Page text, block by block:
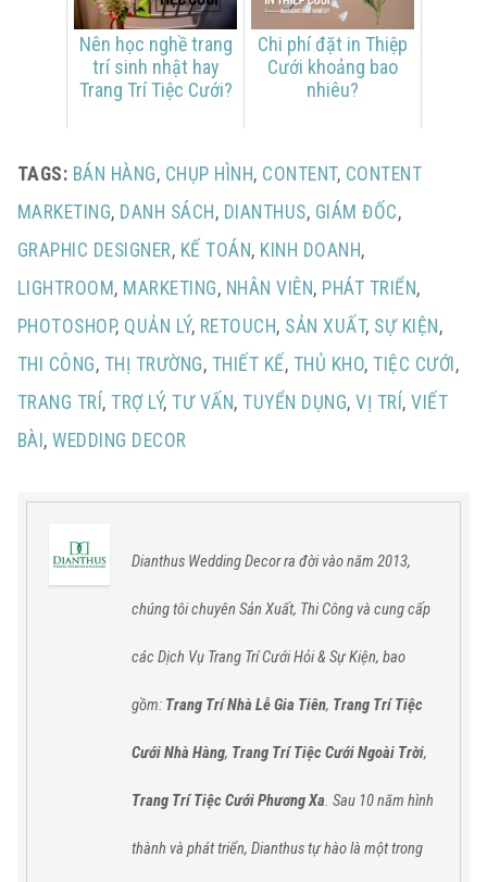
Nên học nghề trang
trí sinh nhật hay
Trang Trí Tiệc Cưới?
Chi phí đặt in Thiệp
Cưới khoảng bao
nhiêu?
TAGS: BÁN HÀNG, CHỤP HÌNH, CONTENT, CONTENT
MARKETING, DANH SÁCH, DIANTHUS, GIÁM ĐỐC,
GRAPHIC DESIGNER, KẾ TOÁN, KINH DOANH,
LIGHTROOM, MARKETING, NHÂN VIÊN, PHÁT TRIỂN,
PHOTOSHOP, QUẢN LÝ, RETOUCH, SẢN XUẤT, SỰ KIỆN,
THI CÔNG, THỊ TRƯỜNG, THIẾT KẾ, THỦ KHO,TIỆC CƯỚI,
TRANG TRÍ,TRỢ LÝ,TƯ VẤN,TUYỂN DỤNG,VỊ TRÍ,VIẾT
BÀI,WEDDING DECOR
Dianthus Wedding Decor ra đời vào năm 2013,
chúng tôi chuyên Sản Xuất, Thi Công và cung cấp
các Dịch Vụ Trang Trí Cưới Hỏi & Sự Kiện, bao
gồm: Trang Trí Nhà Lễ Gia Tiên, Trang Trí Tiệc
Cưới Nhà Hàng, Trang Trí Tiệc Cưới Ngoài Trời,
Trang Trí Tiệc Cưới Phương Xa. Sau 10 năm hình
thành và phát triển, Dianthus tự hàolà một trong